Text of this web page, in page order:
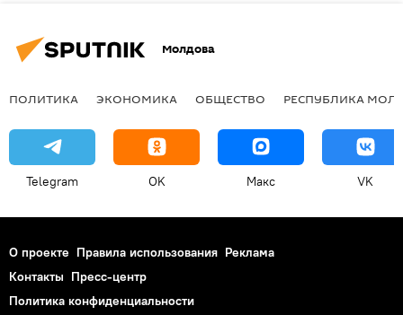
Молдова
ПОЛИТИКА ЭКОНОМИКА ОБЩЕСТВО РЕСПУБЛИКА
Telegram OK Макс VK
О проекте Правила использования Реклама
Контакты Пресс-центр
Политика конфиденциальности